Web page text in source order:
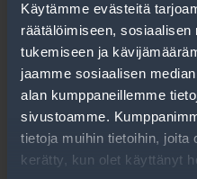
Käytämme evästeitä
räätälöimiseen,
tukemiseen ja
jaamme sosiaalisen
alan kumppaneillemme
sivustoamme.
tietoja muihin tietoihin, joita
kerätty, kun olet käyttänyt